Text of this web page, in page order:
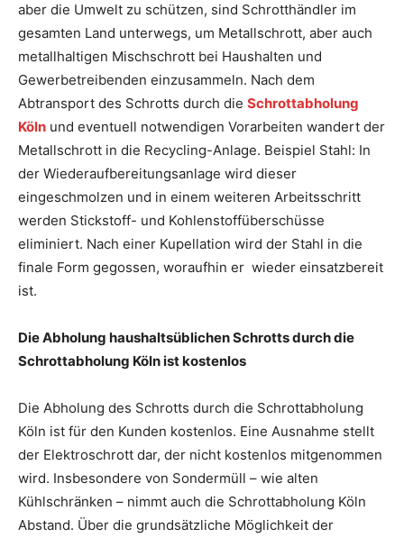
aber die Umwelt zu schützen, sind Schrotthändler im
gesamten Land unterwegs, um Metallschrott, aber auch
metallhaltigen Mischschrott bei Haushalten und
Gewerbetreibenden einzusammeln. Nach dem
Abtransport des Schrotts durch die Schrottabholung
Köln und eventuell notwendigen Vorarbeiten wandert der
Metallschrott in die Recycling-Anlage. Beispiel Stahl: In
der Wiederaufbereitungsanlage wird dieser
eingeschmolzen und in einem weiteren Arbeitsschritt
werden Stickstoff- und Kohlenstoffüberschüsse
eliminiert. Nach einer Kupellation wird der Stahl in die
finale Form gegossen, woraufhin er wieder einsatzbereit
ist.
Die Abholung haushaltsüblichen Schrotts durch die
Schrottabholung Köln ist kostenlos
Die Abholung des Schrotts durch die Schrottabholung
Köln ist für den Kunden kostenlos. Eine Ausnahme stellt
der Elektroschrott dar, der nicht kostenlos mitgenommen
wird. Insbesondere von Sondermüll – wie alten
Kühlschränken – nimmt auch die Schrottabholung Köln
Abstand. Über die grundsätzliche Möglichkeit der